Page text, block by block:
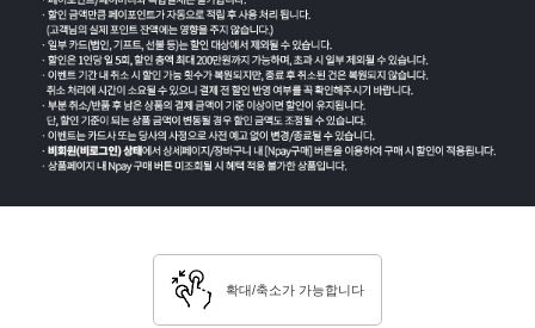
확대/축소가 가능합니다